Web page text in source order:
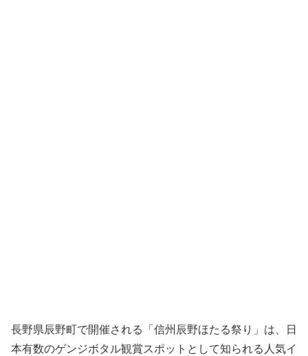
長野県辰野町で開催される「信州辰野ほたる祭り」は、日
本有数のゲンジボタル観賞スポットとして知られる人気イ